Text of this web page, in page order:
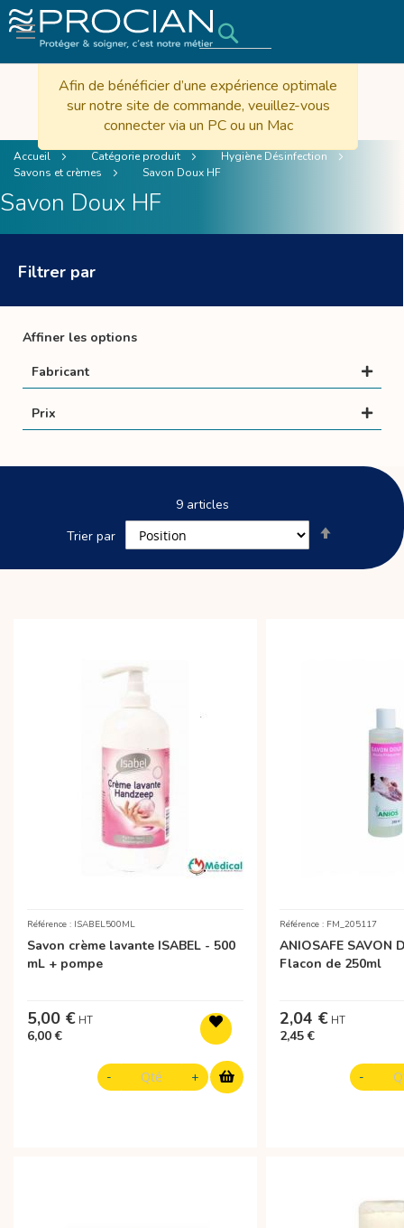
Afin de bénéficier d’une expérience optimale
sur notre site de commande, veuillez-vous
connecter via un PC ou un Mac
Accueil Catégorie produit
Hygiène Désinfection
Savons et crèmes
Savon Doux HF
Savon Doux HF
9articles
Trier par
décroissant
Référence : ISABEL500ML
Savon crème lavante ISABEL - 500
mL + pompe
5,00 €
6,00 €
Référence : FM_205117
ANIOSAFE SAVON
Flacon de 250ml
2,04 €
2,45 €
Filtrer par
Affiner les options
Fabricant
Prix